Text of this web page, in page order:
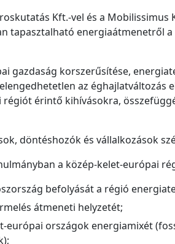
Kft.-vel és a
tapasztalható energiaátmenetről a
gazdaság korszerűsítése,
az éghajlatváltozás
érintő kihívásokra,
döntéshozók és vállalkozások
a közép-kelet-európai
befolyását a régió
átmeneti helyzetét;
európai országok energiamixét